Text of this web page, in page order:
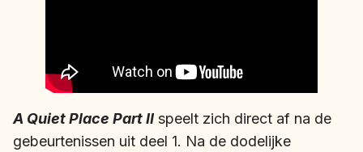
A Quiet Place Part IIspeelt zich direct af na de
gebeurtenissen uit deel 1. Na de dodelijke